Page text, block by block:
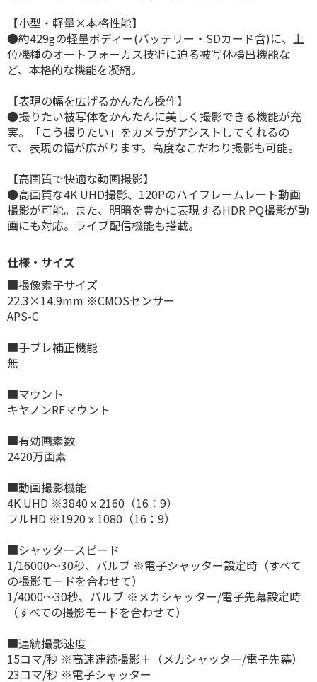
【小型・軽量×本格性能】
●約429gの軽量ボディー(バッテリー・SDカード含)に、上
位機種のオートフォーカス技術に迫る被写体検出機能な
ど、本格的な機能を凝縮。
【表現の幅を広げるかんたん操作】
●撮りたい被写体をかんたんに美しく撮影できる機能が充
実。「こう撮りたい」をカメラがアシストしてくれるの
で、表現の幅が広がります。高度なこだわり撮影も可能。
【高画質で快適な動画撮影】
●高画質な4K UHD撮影、120Pのハイフレームレート動画
撮影が可能。また、明暗を豊かに表現するHDR PQ撮影が動
画にも対応。ライブ配信機能も搭載。
仕様・サイズ
■撮像素子サイズ
22.3×14.9mm ※CMOSセンサー
APS-C
■手ブレ補正機能
無
■マウント
キヤノンRFマウント
■有効画素数
2420万画素
■動画撮影機能
4K UHD ※3840ｘ2160（16：9）
フルHD ※1920ｘ1080（16：9）
■シャッタースピード
1/16000〜30秒、バルブ ※電子シャッター設定時（すべて
の撮影モードを合わせて）
1/4000〜30秒、バルブ ※メカシャッター/電子先幕設定時
（すべての撮影モードを合わせて）
■連続撮影速度
15コマ/秒 ※高速連続撮影＋（メカシャッター/電子先幕）
23コマ/秒 ※電子シャッター